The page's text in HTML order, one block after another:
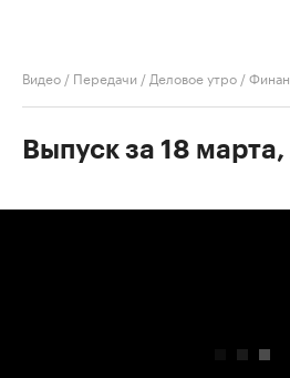
Видео / Передачи / Деловое утро /
Выпуск за 18